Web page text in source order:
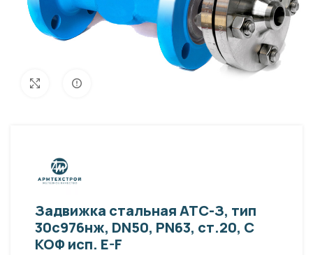
Увеличить
Задвижка стальная АТС-З, тип
30с976нж, DN50, PN63, ст.20, С
КОФ исп. E-F